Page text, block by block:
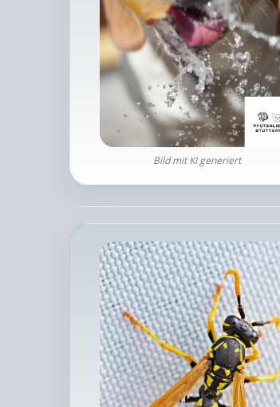
Bild mit KI generiert